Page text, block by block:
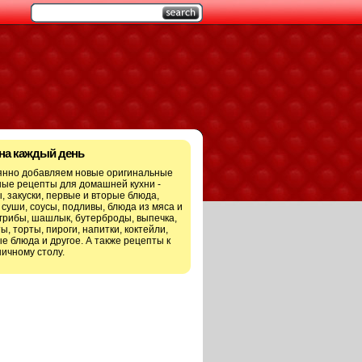
каждый день
добавляем новые оригинальные
рецепты для домашней кухни -
закуски, первые и вторые блюда,
соусы, подливы, блюда из мяса и
шашлык, бутерброды, выпечка,
торты, пироги, напитки, коктейли,
блюда и другое. А также рецепты к
столу.